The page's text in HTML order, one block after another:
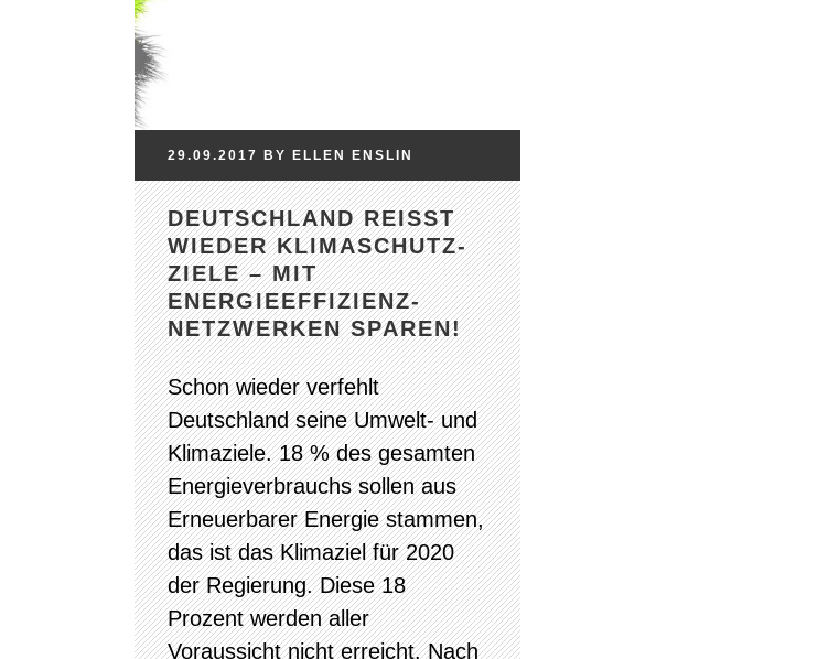
29.09.2017 BY ELLEN ENSLIN
DEUTSCHLAND REISST W
IEDER KLIMASCHUTZ-Z
IELE – MIT E
NERGIEEFFIZIENZ-N
ETZWERKEN SPAREN!
Schon wieder verfehlt
Deutschland seine Umwelt- und
Klimaziele. 18 % des gesamten
Energieverbrauchs sollen aus
Erneuerbarer Energie stammen,
das ist das Klimaziel für 2020
der Regierung. Diese 18
Prozent werden aller
Voraussicht nicht erreicht. Nach